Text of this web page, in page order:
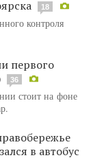
18
контроля
первого
36
стоит на фоне
в автобус